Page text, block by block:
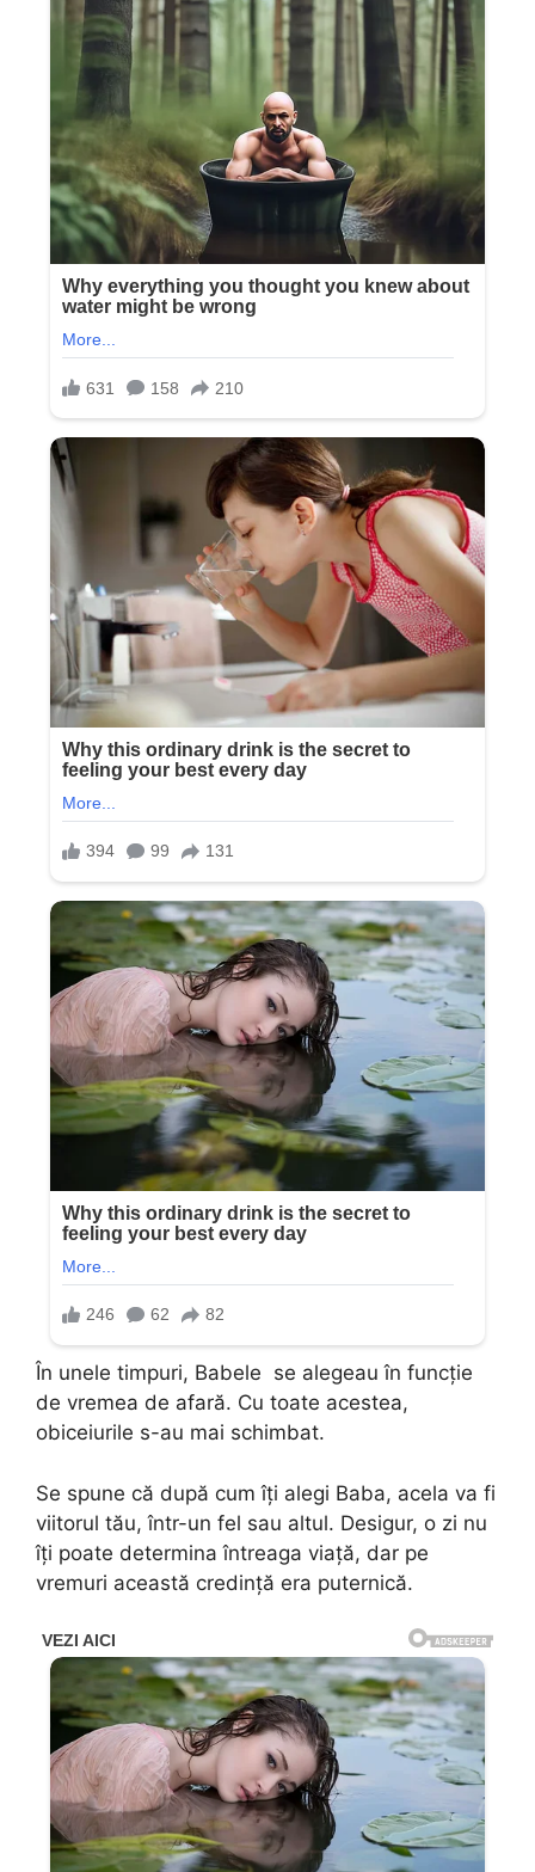
În unele timpuri, Babele se alegeau în funcție
de vremea de afară. Cu toate acestea,
obiceiurile s-au mai schimbat.
Se spune că după cum îți alegi Baba, acela va fi
viitorul tău, într-un fel sau altul. Desigur, o zi nu
îți poate determina întreaga viață, dar pe
vremuri această credință era puternică.